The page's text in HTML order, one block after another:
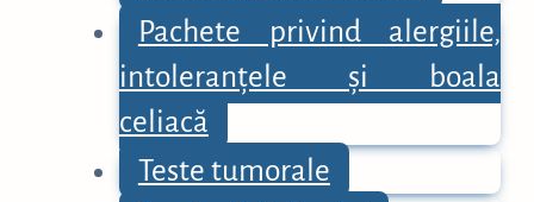
Pachete privind alergiile,
intoleranțele și boala
celiacă
Teste tumorale